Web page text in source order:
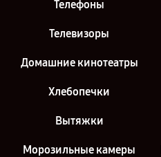
Телефоны
Телевизоры
Домашние кинотеатры
Хлебопечки
Вытяжки
Морозильные камеры